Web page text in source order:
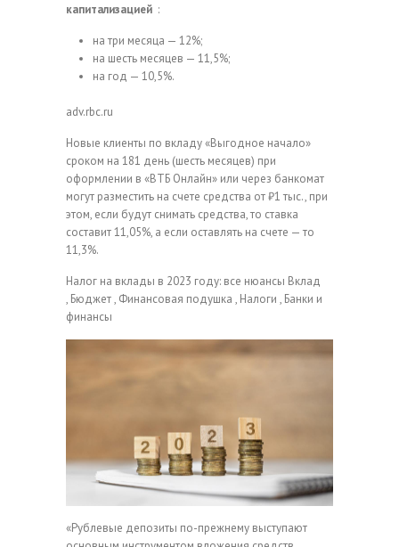
капитализацией :
на три месяца — 12%;
на шесть месяцев — 11,5%;
на год — 10,5%.
adv.rbc.ru
Новые клиенты по вкладу «Выгодное начало»
сроком на 181 день (шесть месяцев) при
оформлении в «ВТБ Онлайн» или через банкомат
могут разместить на счете средства от ₽1 тыс., при
этом, если будут снимать средства, то ставка
составит 11,05%, а если оставлять на счете — то
11,3%.
Налог на вклады в 2023 году: все нюансы Вклад
, Бюджет , Финансовая подушка , Налоги , Банки и
финансы
«Рублевые депозиты по-прежнему выступают